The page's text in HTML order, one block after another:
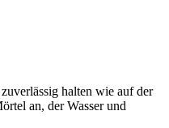
halten wie auf der
an, der Wasser und